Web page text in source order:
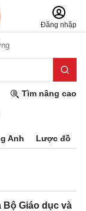
Đăng nhập
Tìm nâng cao
Anh Lược đồ
Bộ Giáo dục và